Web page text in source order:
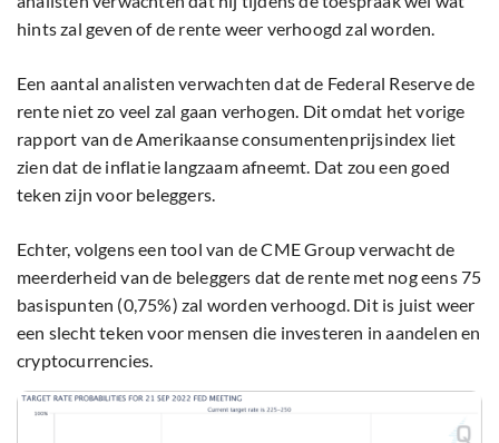
hints zal geven of de rente weer verhoogd zal worden.
Een aantal analisten verwachten dat de Federal Reserve de
rente niet zo veel zal gaan verhogen. Dit omdat het vorige
rapport van de Amerikaanse consumentenprijsindex liet
zien dat de inflatie langzaam afneemt. Dat zou een goed
teken zijn voor beleggers.
Echter, volgens een tool van de CME Group verwacht de
meerderheid van de beleggers dat de rente met nog eens 75
basispunten (0,75%) zal worden verhoogd. Dit is juist weer
een slecht teken voor mensen die investeren in aandelen en
cryptocurrencies.